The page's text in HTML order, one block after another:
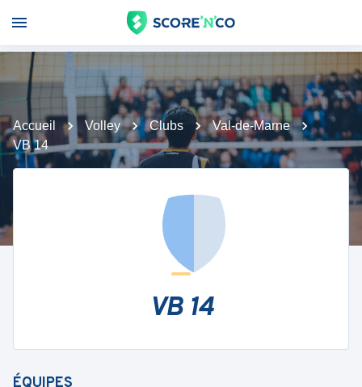
Accueil Volley Clubs
Val-de-Marne
VB 14
VB 14